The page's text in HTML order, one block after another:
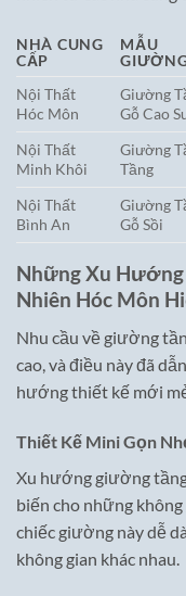
NHÀ CUNG
CẤP
MẪU
Nội Thất
Hóc Môn
Giường
Gỗ Cao
Nội Thất
Minh Khôi
Giường
Tầng
Nội Thất
Bình An
Giường
Gỗ Sồi
Những Xu
Nhiên Hóc Môn
Nhu cầu về giường
cao, và điều này đã
hướng thiết kế mới
Thiết Kế Mini Gọn
Xu hướng giường
biến cho những
chiếc giường này dễ
không gian khác nhau.